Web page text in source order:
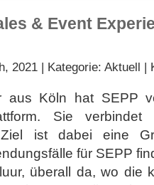
& Event
2021 | Kategorie: Aktuell |
aus Köln hat SEPP
Sie verbindet
Ziel ist dabei eine
für SEPP
überall da, wo die